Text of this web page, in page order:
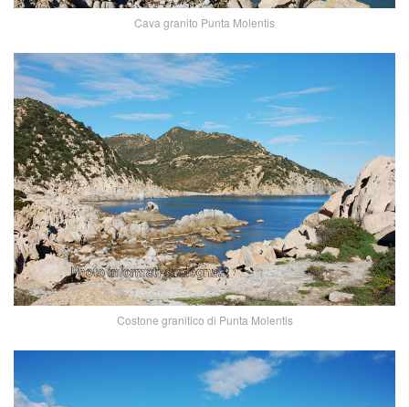
Cava granito Punta Molentis
Costone granitico di Punta Molentis